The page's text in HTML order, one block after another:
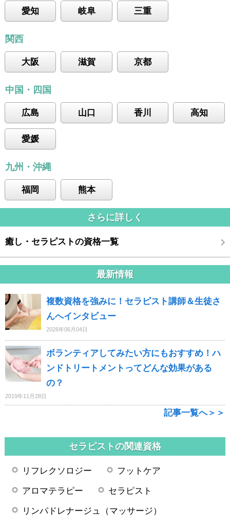
愛知 岐阜 三重
関西
大阪 滋賀 京都
中国・四国
広島 山口 香川 高知
愛媛
九州・沖縄
福岡 熊本
さらに詳しく
癒し・セラピストの資格一覧
最新情報
複数資格を強みに！セラピスト講師＆生徒さ
んへインタビュー
2026年06月04日
ボランティアしてみたい方にもおすすめ！ハ
ンドトリートメントってどんな効果がある
の？
2019年11月28日
記事一覧へ＞＞
セラピストの関連資格
リフレクソロジー フットケア
アロマテラピー セラピスト
リンパドレナージュ（マッサージ）